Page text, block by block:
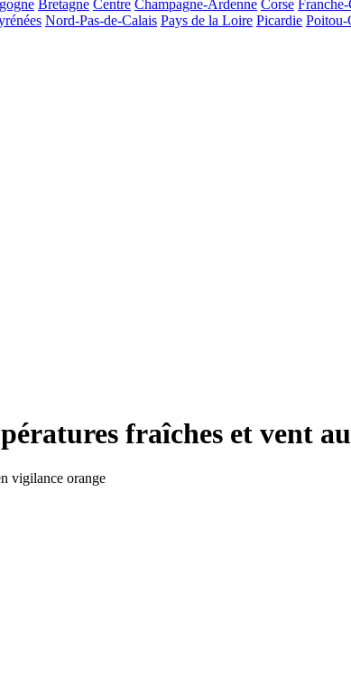
Bretagne Centre Champagne-Ardenne Corse
Nord-Pas-de-Calais Pays de la Loire Picardie Poitou-
fraîches et vent